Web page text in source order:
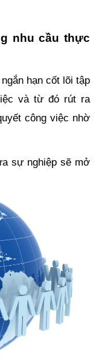
nhu cầu thực
hạn cốt lõi tập
và từ đó rút ra
công việc nhờ
sự nghiệp sẽ mở